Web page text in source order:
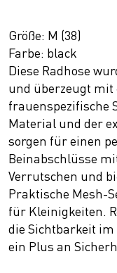
Größe: M (38)
Farbe: black
Diese Radhose
und überzeugt
frauenspezifische
Material und der
sorgen für einen
Beinabschlüsse
Verrutschen und
Praktische Mesh-
für Kleinigkeiten.
die Sichtbarkeit
ein Plus an